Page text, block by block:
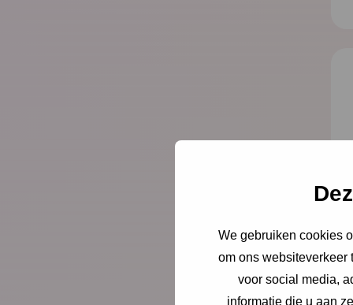
We gebruiken cookies
om ons websiteverkeer
voor social media,
informatie die u aan